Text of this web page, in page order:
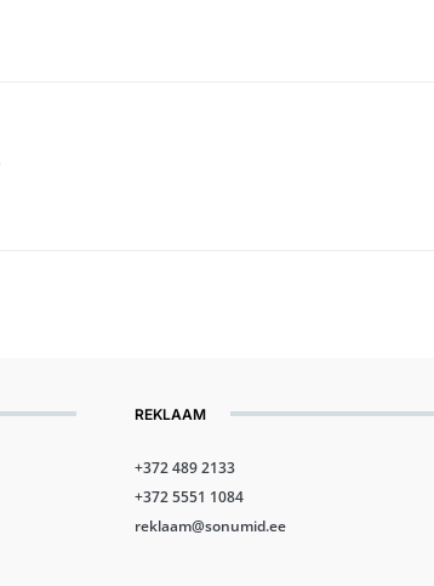
REKLAAM
+372 489 2133
+372 5551 1084
reklaam@sonumid.ee